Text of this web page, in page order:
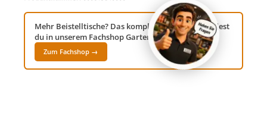
Mehr Beistelltische? Das komplette Sortiment findest
du in unserem Fachshop Gartenwelt24!
Zum Fachshop →